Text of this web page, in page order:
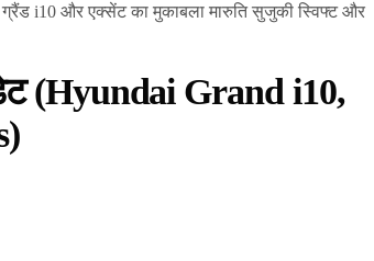
i10 और एक्सेंट का मुकाबला मारुति सुजुकी स्विफ्ट और
(Hyundai Grand i10,